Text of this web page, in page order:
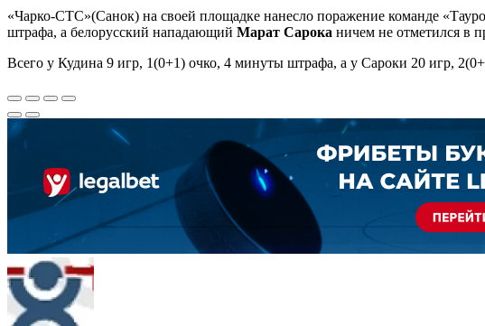
«Чарко-СТС»(Санок) на своей площадке нанесло поражение команде
штрафа, а белорусский нападающий Марат Сарока ничем не отметился в
Всего у Кудина 9 игр, 1(0+1) очко, 4 минуты штрафа, а у Сароки 20 игр,